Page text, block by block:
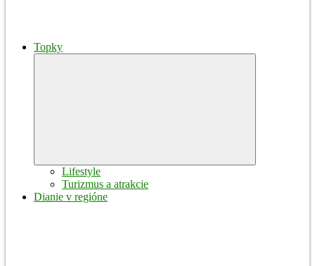
Topky
Lifestyle
Turizmus a atrakcie
Dianie v regióne